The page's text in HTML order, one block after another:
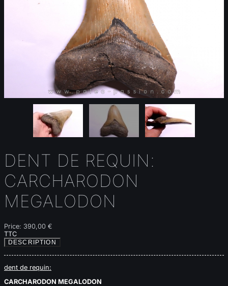
DENT DE REQUIN:
CARCHARODON
MEGALODON
Price: 390,00 €
TTC
DESCRIPTION
dent de requin:
CARCHARODON MEGALODON